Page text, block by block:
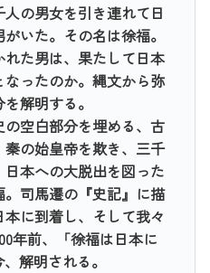
の男女を引き連れて日
いた。その名は徐福。
た男は、果たして日本
ったのか。縄文から弥
解明する。
空白部分を埋める、古
の始皇帝を欺き、三千
本への大脱出を図った
司馬遷の『史記』に描
に到着し、そして我々
年前、「徐福は日本に
解明される。